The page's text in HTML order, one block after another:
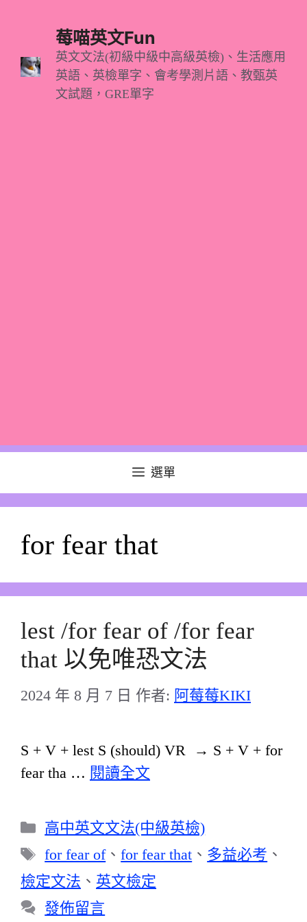
莓喵英文Fun
英文文法(初級中級中高級英檢)、生活應用
英語、英檢單字、會考學測片語、教甄英
文試題，GRE單字
選單
for fear that
lest /for fear of /for fear
that 以免唯恐文法
2024 年 8 月 7 日 作者: 阿莓莓KIKI
S + V + lest S (should) VR → S + V + for
fear tha … 閱讀全文
分
類
高中英文文法(中級英檢)
標
籤
for fear of、for fear that 、 多益必考 、
檢定文法 、 英文檢定
發佈留言